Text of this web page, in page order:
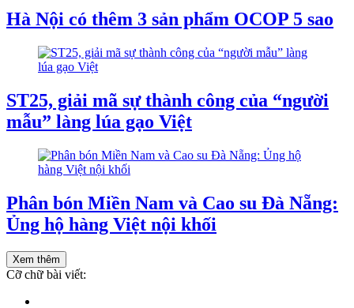
Hà Nội có thêm 3 sản phẩm OCOP 5 sao
ST25, giải mã sự thành công của “người
mẫu” làng lúa gạo Việt
Phân bón Miền Nam và Cao su Đà Nẵng:
Ủng hộ hàng Việt nội khối
Xem thêm
Cỡ chữ bài viết: